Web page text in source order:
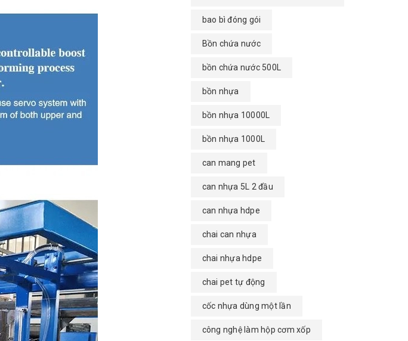
bao bì đóng gói
Bồn chứa nước
bồn chứa nước 500L
bồn nhựa
bồn nhựa 10000L
bồn nhựa 1000L
can mang pet
can nhựa 5L 2 đầu
can nhựa hdpe
chai can nhựa
chai nhựa hdpe
chai pet tự động
cốc nhựa dùng một lần
công nghệ làm hộp cơm xốp